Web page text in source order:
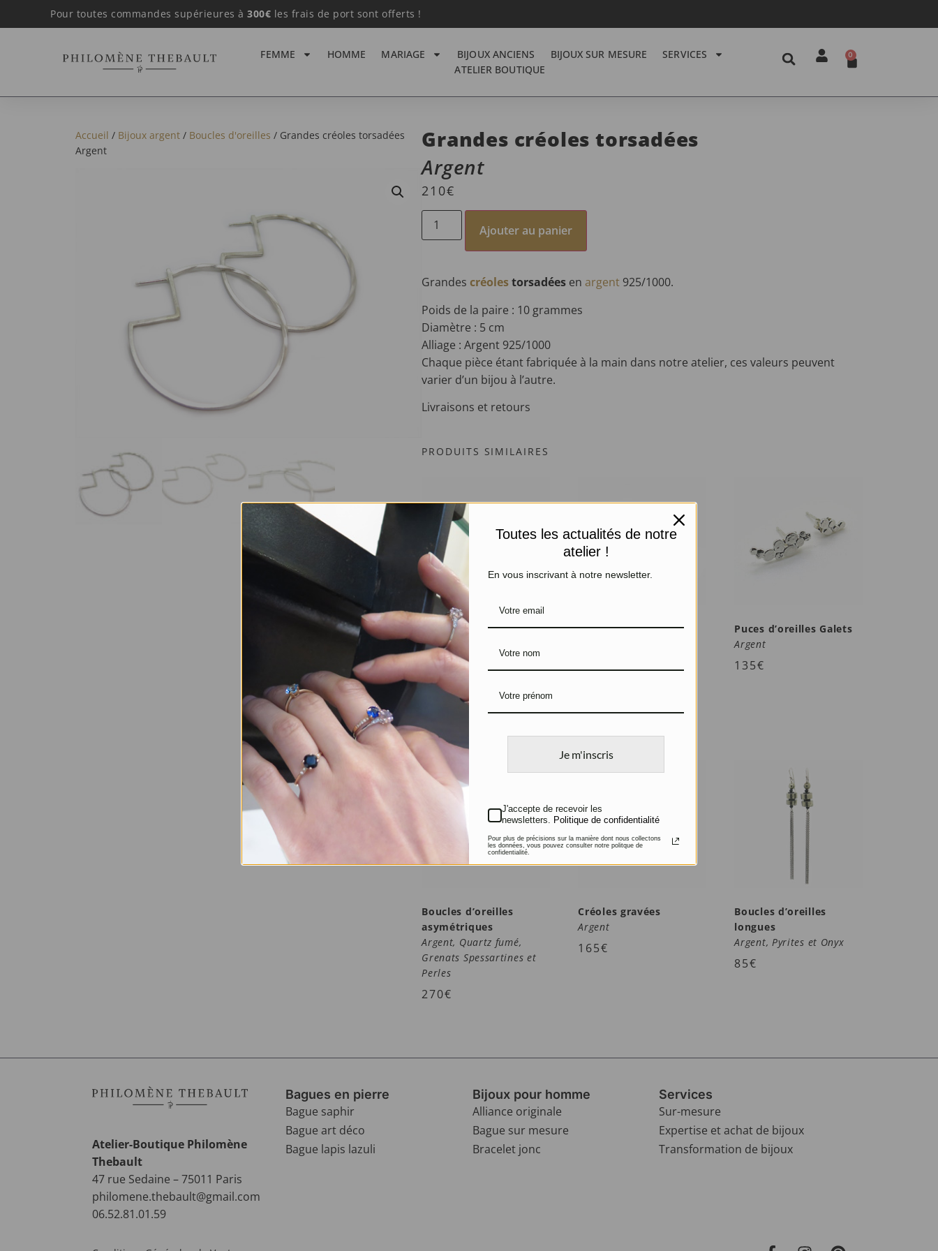
Pour toutes commandes supérieures à 300€ les frais de port sont offerts !
FEMME HOMME MARIAGE BIJOUX ANCIENS BIJOUX SUR MESURE
SERVICES
ATELIER BOUTIQUE
0
Accueil / Bijoux argent/ Boucles d'oreilles / Grandes créoles torsadées
Argent
Grandes créoles torsadées
Argent
210€
Ajouter au panier
Grandescréolestorsadées en argent 925/1000.
Poids de la paire : 10 grammes
Diamètre : 5 cm
Alliage : Argent 925/1000
Chaque pièce étant fabriquée à la main dans notre atelier, ces valeurs peuvent
varier d’un bijou à l’autre.
Livraisons et retours
PRODUITS SIMILAIRES
Boucles d’oreilles
Briolettes
Argent et Prasiolites
120€
Boucles d’oreilles
Pierres fines
Puces d’oreilles Galets
Argent
135€
Boucles d’oreilles
asymétriques
Argent, Quartz fumé,
Grenats Spessartines et
Perles
270€
Créoles gravées
Argent
165€
Boucles d’oreilles
longues
Argent, Pyrites et Onyx
85€
Atelier-Boutique Philomène
Thebault
47 rue Sedaine – 75011 Paris
philomene.thebault@gmail.com
06.52.81.01.59
Bagues en pierre
Bague saphir
Bague art déco
Bague lapis lazuli
Bijoux pour homme
Alliance originale
Bague sur mesure
Bracelet jonc
Services
Sur-mesure
Expertise et achat de bijoux
Transformation de bijoux
Toutes les actualités de notre
atelier !
En vous inscrivant à notre newsletter.
Je m'inscris
J'accepte de recevoir les
newsletters. Politique de confidentialité
Pour plus de précisions sur la manière dont nous collectons
les données, vous pouvez consulter notre politque de
confidentialité.